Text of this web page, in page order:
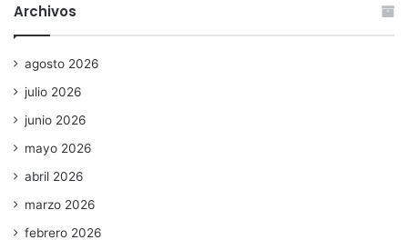
Archivos
agosto 2026
julio 2026
junio 2026
mayo 2026
abril 2026
marzo 2026
febrero 2026